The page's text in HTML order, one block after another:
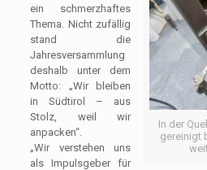
In der
gereinigt
ein schmerzhaftes
Thema. Nicht zufällig
stand die
Jahresversammlung
deshalb unter dem
Motto: „Wir bleiben
in Südtirol – aus
Stolz, weil wir
anpacken“.
„Wir verstehen uns
als Impulsgeber für